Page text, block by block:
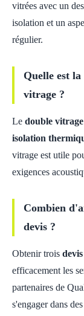
vitrées avec un
isolation et un
régulier.
Quelle est
vitrage ?
Le double vitrage
isolation
vitrage est utile
exigences
Combien
devis ?
Obtenir trois devis
efficacement les
partenaires de
s'engager dans